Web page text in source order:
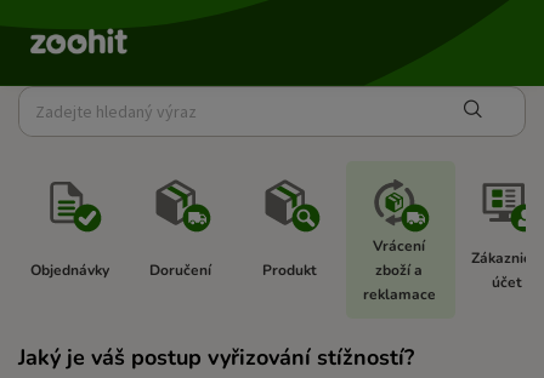
Objednávky Doručení Produkt
Vrácení
zboží a
reklamace
účet
Jaký je váš postup vyřizování stížností?